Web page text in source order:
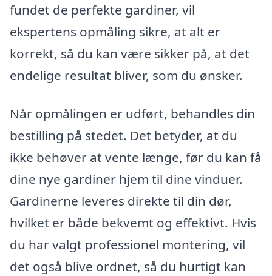
fundet de perfekte gardiner, vil
ekspertens opmåling sikre, at alt er
korrekt, så du kan være sikker på, at det
endelige resultat bliver, som du ønsker.
Når opmålingen er udført, behandles din
bestilling på stedet. Det betyder, at du
ikke behøver at vente længe, før du kan få
dine nye gardiner hjem til dine vinduer.
Gardinerne leveres direkte til din dør,
hvilket er både bekvemt og effektivt. Hvis
du har valgt professionel montering, vil
det også blive ordnet, så du hurtigt kan